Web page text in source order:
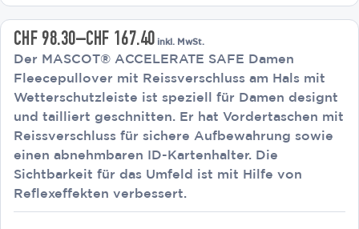
CHF 98.30–CHF 167.40
Preisspanne:
CHF 98.30
bis
CHF 167.40
inkl. MwSt.
Der MASCOT® ACCELERATE SAFE Damen
Fleecepullover mit Reissverschluss am Hals mit
Wetterschutzleiste ist speziell für Damen designt
und tailliert geschnitten. Er hat Vordertaschen mit
Reissverschluss für sichere Aufbewahrung sowie
einen abnehmbaren ID-Kartenhalter. Die
Sichtbarkeit für das Umfeld ist mit Hilfe von
Reflexeffekten verbessert.